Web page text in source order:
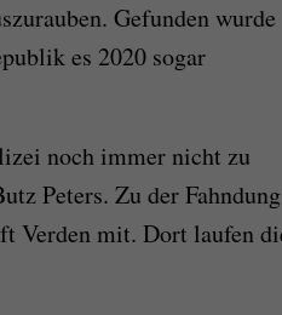
Gefunden wurde
es 2020 sogar
noch immer nicht zu
Peters. Zu der Fahndung
Verden mit. Dort laufen